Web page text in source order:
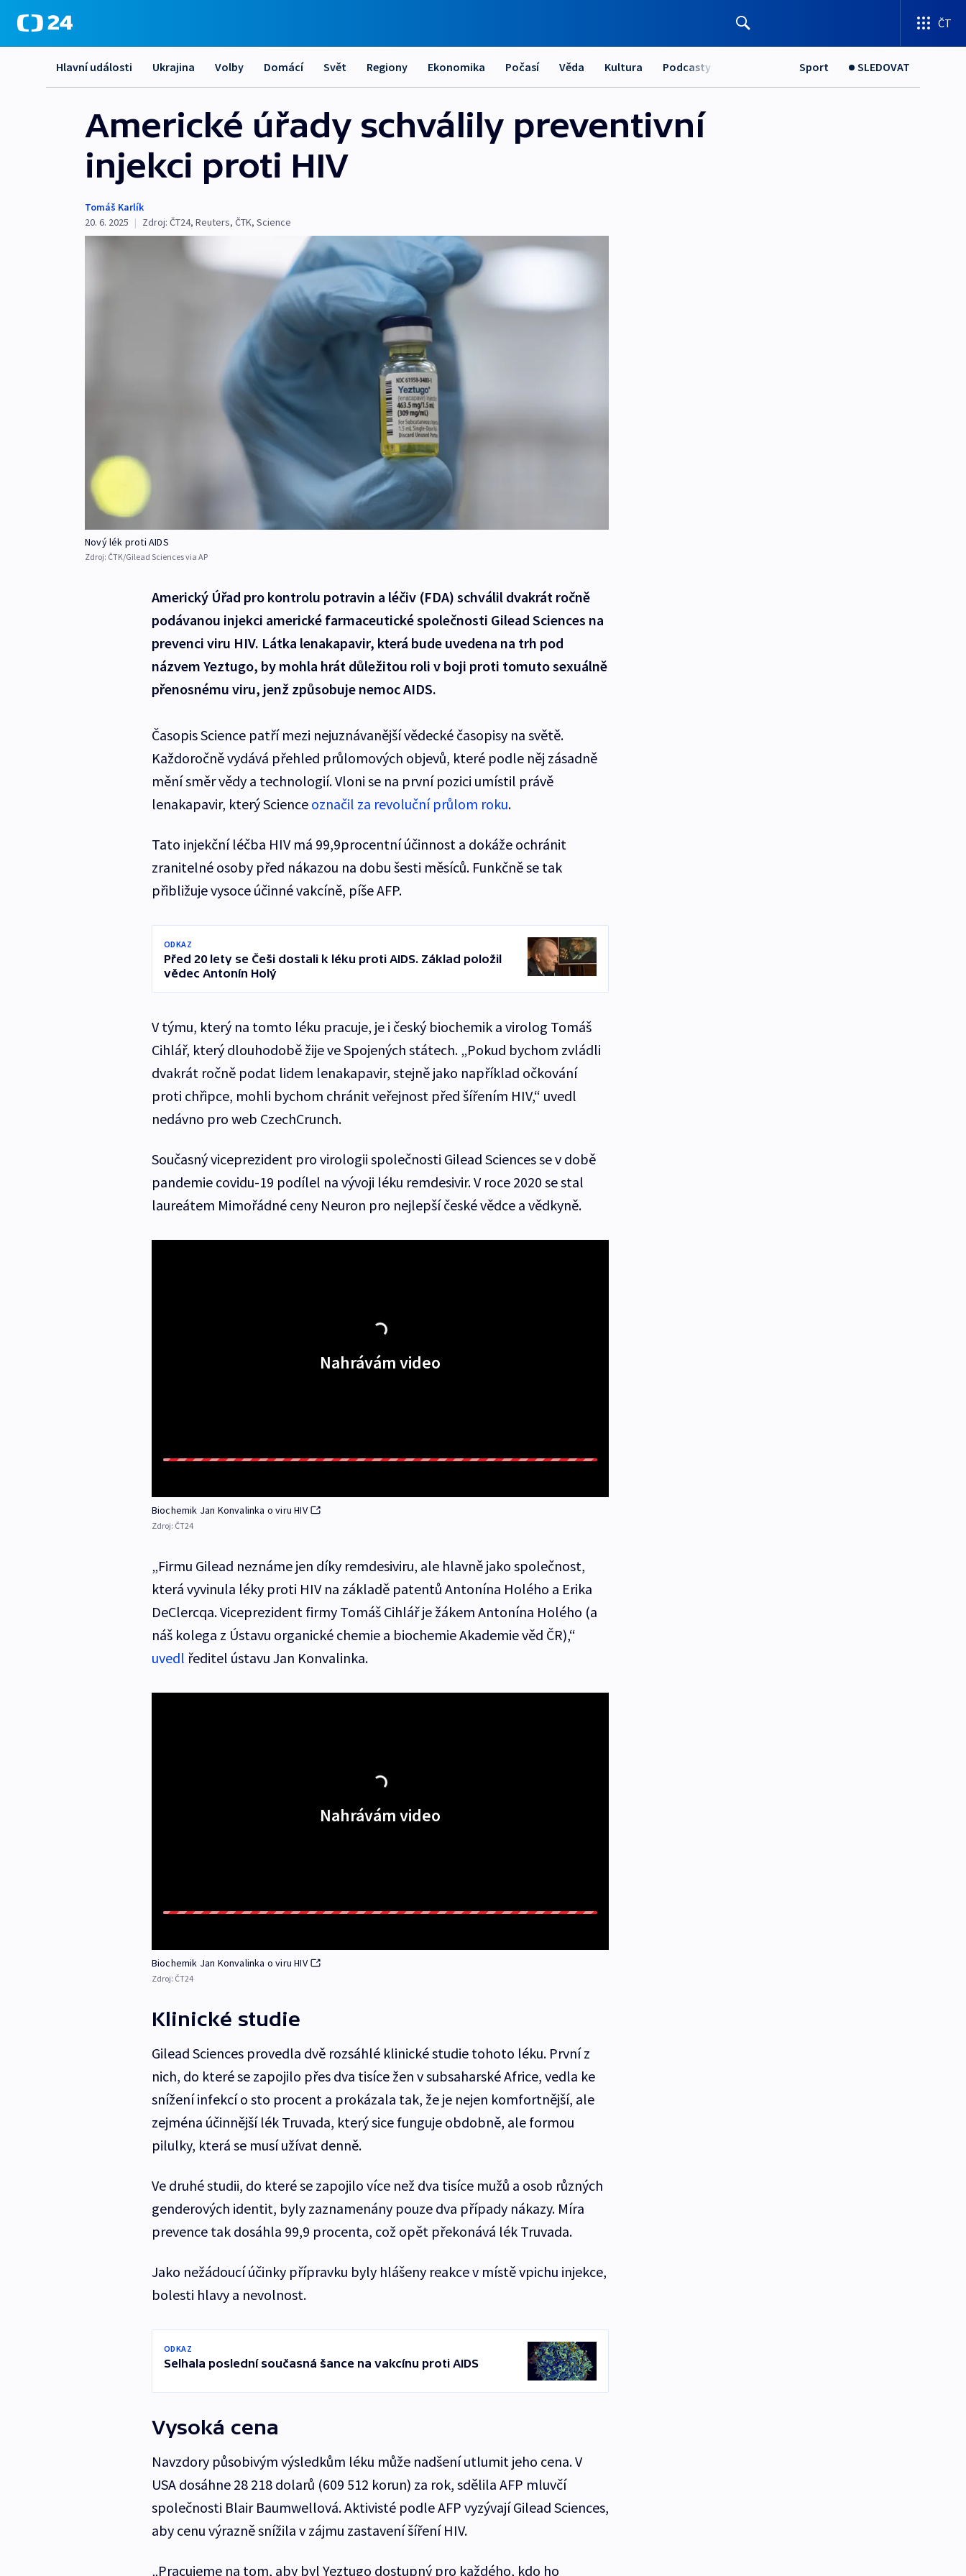
ČT
Hlavní události Ukrajina Volby Domácí Svět Regiony Ekonomika Počasí Věda Kultura Podcasty Sport SLEDOVAT
Americké úřady schválily preventivní
injekci proti HIV
Tomáš Karlík
20. 6. 2025 | Zdroj: ČT24, Reuters, ČTK, Science
Nový lék proti AIDS
Zdroj: ČTK/Gilead Sciences via AP
Americký Úřad pro kontrolu potravin a léčiv (FDA) schválil dvakrát ročně
podávanou injekci americké farmaceutické společnosti Gilead Sciences na
prevenci viru HIV. Látka lenakapavir, která bude uvedena na trh pod
názvem Yeztugo, by mohla hrát důležitou roli v boji proti tomuto sexuálně
přenosnému viru, jenž způsobuje nemoc AIDS.
Časopis Science patří mezi nejuznávanější vědecké časopisy na světě.
Každoročně vydává přehled průlomových objevů, které podle něj zásadně
mění směr vědy a technologií. Vloni se na první pozici umístil právě
lenakapavir, který Science označil za revoluční průlom roku.
Tato injekční léčba HIV má 99,9procentní účinnost a dokáže ochránit
zranitelné osoby před nákazou na dobu šesti měsíců. Funkčně se tak
přibližuje vysoce účinné vakcíně, píše AFP.
ODKAZ
Před 20 lety se Češi dostali k léku proti AIDS. Základ položil
vědec Antonín Holý
V týmu, který na tomto léku pracuje, je i český biochemik a virolog Tomáš
Cihlář, který dlouhodobě žije ve Spojených státech. „Pokud bychom zvládli
dvakrát ročně podat lidem lenakapavir, stejně jako například očkování
proti chřipce, mohli bychom chránit veřejnost před šířením HIV,“ uvedl
nedávno pro web CzechCrunch.
Současný viceprezident pro virologii společnosti Gilead Sciences se v době
pandemie covidu-19 podílel na vývoji léku remdesivir. V roce 2020 se stal
laureátem Mimořádné ceny Neuron pro nejlepší české vědce a vědkyně.
Nahrávám video
Biochemik Jan Konvalinka o viru HIV
Zdroj: ČT24
„Firmu Gilead neznáme jen díky remdesiviru, ale hlavně jako společnost,
která vyvinula léky proti HIV na základě patentů Antonína Holého a Erika
DeClercqa. Viceprezident firmy Tomáš Cihlář je žákem Antonína Holého (a
náš kolega z Ústavu organické chemie a biochemie Akademie věd ČR),“
uvedl ředitel ústavu Jan Konvalinka.
Nahrávám video
Biochemik Jan Konvalinka o viru HIV
Zdroj: ČT24
Klinické studie
Gilead Sciences provedla dvě rozsáhlé klinické studie tohoto léku. První z
nich, do které se zapojilo přes dva tisíce žen v subsaharské Africe, vedla ke
snížení infekcí o sto procent a prokázala tak, že je nejen komfortnější, ale
zejména účinnější lék Truvada, který sice funguje obdobně, ale formou
pilulky, která se musí užívat denně.
Ve druhé studii, do které se zapojilo více než dva tisíce mužů a osob různých
genderových identit, byly zaznamenány pouze dva případy nákazy. Míra
prevence tak dosáhla 99,9 procenta, což opět překonává lék Truvada.
Jako nežádoucí účinky přípravku byly hlášeny reakce v místě vpichu injekce,
bolesti hlavy a nevolnost.
ODKAZ
Selhala poslední současná šance na vakcínu proti AIDS
Vysoká cena
Navzdory působivým výsledkům léku může nadšení utlumit jeho cena. V
USA dosáhne 28 218 dolarů (609 512 korun) za rok, sdělila AFP mluvčí
společnosti Blair Baumwellová. Aktivisté podle AFP vyzývají Gilead Sciences,
aby cenu výrazně snížila v zájmu zastavení šíření HIV.
„Pracujeme na tom, aby byl Yeztugo dostupný pro každého, kdo ho